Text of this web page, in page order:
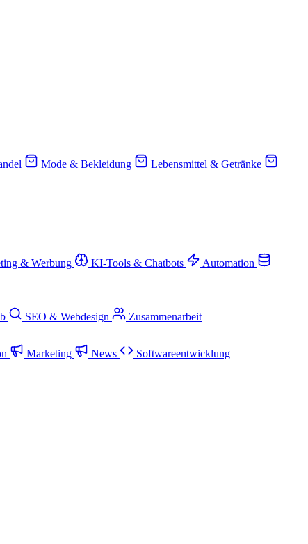
Mode & Bekleidung
Lebensmittel & Getränke
& Werbung KI-Tools & Chatbots
Automation
SEO & Webdesign Zusammenarbeit
Marketing News Softwareentwicklung